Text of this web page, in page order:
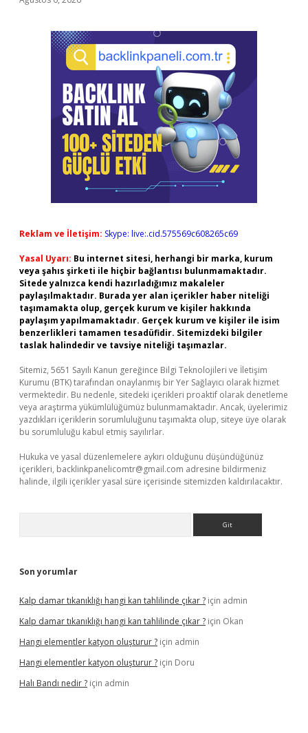
Reklam ve İletişim: Skype: live:.cid.575569c608265c69
Yasal Uyarı: Bu internet sitesi, herhangi bir marka, kurum
veya şahıs şirketi ile hiçbir bağlantısı bulunmamaktadır.
Sitede yalnızca kendi hazırladığımız makaleler
paylaşılmaktadır. Burada yer alan içerikler haber niteliği
taşımamakta olup, gerçek kurum ve kişiler hakkında
paylaşım yapılmamaktadır. Gerçek kurum ve kişiler ile isim
benzerlikleri tamamen tesadüfidir. Sitemizdeki bilgiler
taslak halindedir ve tavsiye niteliği taşımazlar.
Sitemiz, 5651 Sayılı Kanun gereğince Bilgi Teknolojileri ve İletişim
Kurumu (BTK) tarafından onaylanmış bir Yer Sağlayıcı olarak hizmet
vermektedir. Bu nedenle, sitedeki içerikleri proaktif olarak denetleme
veya araştırma yükümlülüğümüz bulunmamaktadır. Ancak, üyelerimiz
yazdıkları içeriklerin sorumluluğunu taşımakta olup, siteye üye olarak
bu sorumluluğu kabul etmiş sayılırlar.
Hukuka ve yasal düzenlemelere aykırı olduğunu düşündüğünüz
içerikleri, backlinkpanelicomtr@gmail.com adresine bildirmeniz
halinde, ilgili içerikler yasal süre içerisinde sitemizden kaldırılacaktır.
Son yorumlar
Kalp damar tıkanıklığı hangi kan tahlilinde çıkar ? için admin
Kalp damar tıkanıklığı hangi kan tahlilinde çıkar ? için Okan
Hangi elementler katyon oluşturur ? için admin
Hangi elementler katyon oluşturur ? için Doru
Halı Bandı nedir ? için admin